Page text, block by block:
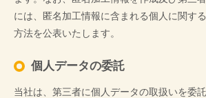
には、匿名加工情報に含まれる個人に関す
方法を公表いたします。
個人データの委託
当社は、第三者に個人データの取扱いを委